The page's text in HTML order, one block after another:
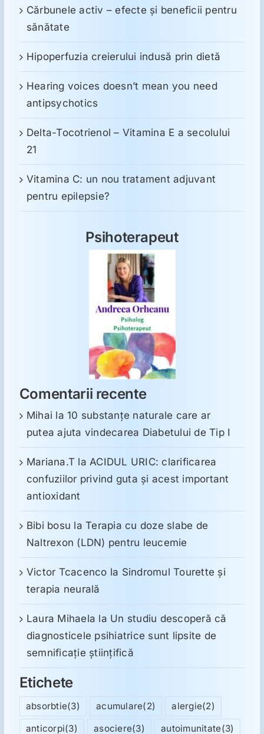
Cărbunele activ – efecte și beneficii pentru
sănătate
Hipoperfuzia creierului indusă prin dietă
Hearing voices doesn’t mean you need
antipsychotics
Delta-Tocotrienol – Vitamina E a secolului
21
Vitamina C: un nou tratament adjuvant
pentru epilepsie?
Psihoterapeut
Comentarii recente
Mihai la10 substanţe naturale care ar
putea ajuta vindecarea Diabetului de Tip I
Mariana.T la ACIDUL URIC: clarificarea
confuziilor privind guta și acest important
antioxidant
Bibi bosu laTerapia cu doze slabe de
Naltrexon (LDN) pentru leucemie
Victor Tcacenco la Sindromul Tourette şi
terapia neurală
Laura Mihaela la Un studiu descoperă că
diagnosticele psihiatrice sunt lipsite de
semnificație științifică
Etichete
absorbtie(3) acumulare(2) alergie(2)
anticorpi(3) asociere(3) autoimunitate(3)